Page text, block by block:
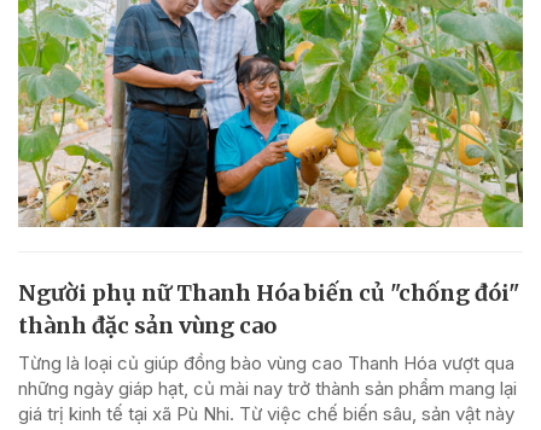
Người phụ nữ Thanh Hóa biến củ "chống đói"
thành đặc sản vùng cao
Từng là loại củ giúp đồng bào vùng cao Thanh Hóa vượt qua
những ngày giáp hạt, củ mài nay trở thành sản phẩm mang lại
giá trị kinh tế tại xã Pù Nhi. Từ việc chế biến sâu, sản vật này